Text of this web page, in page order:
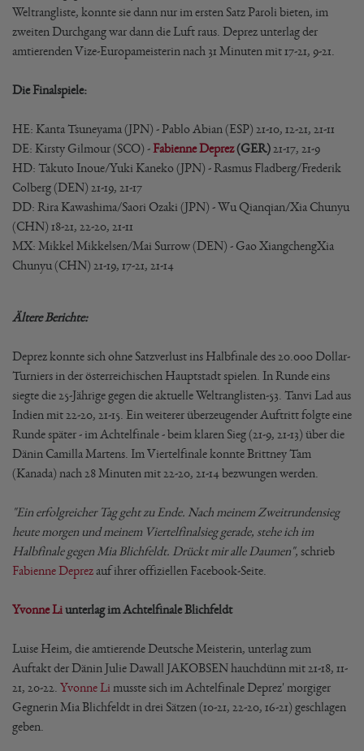
Weltrangliste, konnte sie dann nur im ersten Satz Paroli bieten, im
zweiten Durchgang war dann die Luft raus. Deprez unterlag der
amtierenden Vize-Europameisterin nach 31 Minuten mit 17-21, 9-21.
Die Finalspiele:
HE: Kanta Tsuneyama (JPN) - Pablo Abian (ESP) 21-10, 12-21, 21-11
DE: Kirsty Gilmour (SCO) - Fabienne Deprez(GER) 21-17, 21-9
HD: Takuto Inoue/Yuki Kaneko (JPN) - Rasmus Fladberg/Frederik
Colberg (DEN) 21-19, 21-17
DD: Rira Kawashima/Saori Ozaki (JPN) - Wu Qianqian/Xia Chunyu
(CHN) 18-21, 22-20, 21-11
MX: Mikkel Mikkelsen/Mai Surrow (DEN) - Gao XiangchengXia
Chunyu (CHN) 21-19, 17-21, 21-14
Ältere Berichte:
Deprez konnte sich ohne Satzverlust ins Halbfinale des 20.000 Dollar-
Turniers in der österreichischen Hauptstadt spielen. In Runde eins
siegte die 25-Jährige gegen die aktuelle Weltranglisten-53. Tanvi Lad aus
Indien mit 22-20, 21-15. Ein weiterer überzeugender Auftritt folgte eine
Runde später - im Achtelfinale - beim klaren Sieg (21-9, 21-13) über die
Dänin Camilla Martens. Im Viertelfinale konnte Brittney Tam
(Kanada) nach 28 Minuten mit 22-20, 21-14 bezwungen werden.
"Ein erfolgreicher Tag geht zu Ende. Nach meinem Zweitrundensieg
heute morgen und meinem Viertelfinalsieg gerade, stehe ich im
Halbfinale gegen Mia Blichfeldt. Drückt mir alle Daumen", schrieb
Fabienne Deprezauf ihrer offiziellen Facebook-Seite.
Yvonne Liunterlag im Achtelfinale Blichfeldt
Luise Heim, die amtierende Deutsche Meisterin, unterlag zum
Auftakt der Dänin Julie Dawall JAKOBSEN hauchdünn mit 21-18, 11-
21, 20-22. Yvonne Li musste sich im Achtelfinale Deprez' morgiger
Gegnerin Mia Blichfeldt in drei Sätzen (10-21, 22-20, 16-21) geschlagen
geben.